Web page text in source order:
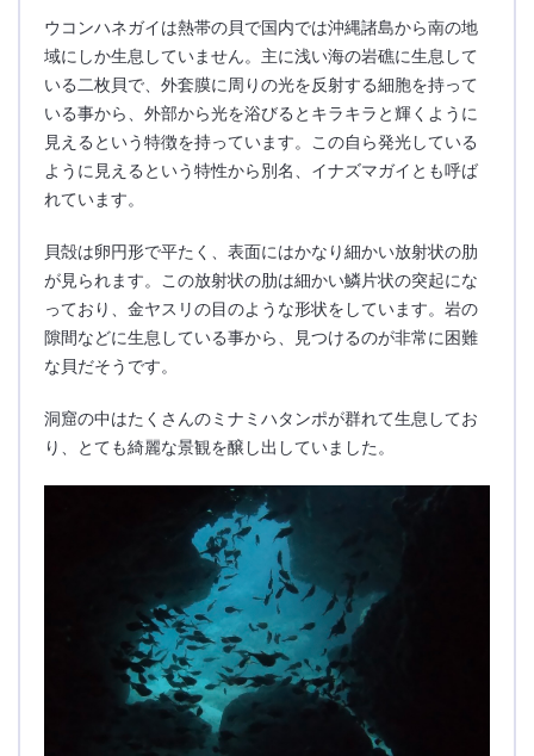
ウコンハネガイは熱帯の貝で国内では沖縄諸島から南の地
域にしか生息していません。主に浅い海の岩礁に生息して
いる二枚貝で、外套膜に周りの光を反射する細胞を持って
いる事から、外部から光を浴びるとキラキラと輝くように
見えるという特徴を持っています。この自ら発光している
ように見えるという特性から別名、イナズマガイとも呼ば
れています。
貝殻は卵円形で平たく、表面にはかなり細かい放射状の肋
が見られます。この放射状の肋は細かい鱗片状の突起にな
っており、金ヤスリの目のような形状をしています。岩の
隙間などに生息している事から、見つけるのが非常に困難
な貝だそうです。
洞窟の中はたくさんのミナミハタンポが群れて生息してお
り、とても綺麗な景観を醸し出していました。